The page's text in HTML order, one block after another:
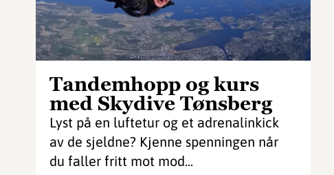
Tandemhopp og kurs
med Skydive Tønsberg
Lyst på en luftetur og et adrenalinkick
av de sjeldne? Kjenne spenningen når
du faller fritt mot mod...